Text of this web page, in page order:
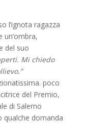
l’ignota ragazza
un’ombra,
del suo
Mi chiedo
poco
del Premio,
di Salerno
qualche domanda